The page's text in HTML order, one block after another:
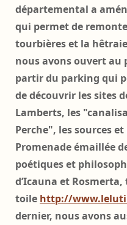
départemental a
qui permet de
tourbières et la
nous avons ouvert au
partir du parking qui
de découvrir les sites
Lamberts, les
Perche", les sources
Promenade émaillée
poétiques et
d’Icauna et
toile http://
dernier, nous avons